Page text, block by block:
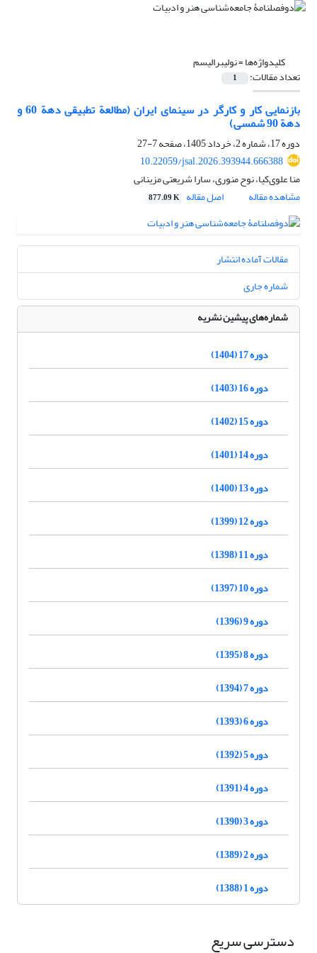
کلیدواژه‌ها =نولیبرالیسم
تعداد مقالات: 1
بازنمایی کار و کارگر در سینمای ایران (مطالعة تطبیقی دهة 60 و
دهة 90 شمسی)
دوره 17، شماره 2، خرداد 1405، صفحه
7-27
10.22059/jsal.2026.393944.666388
منا علوی‌کیا، نوح منوری، سارا شریعتی مزینانی
مشاهده مقاله
اصل مقاله 877.09 K
مقالات آماده انتشار
شماره جاری
شماره‌های پیشین نشریه
دوره 17 (1404)
دوره 16 (1403)
دوره 15 (1402)
دوره 14 (1401)
دوره 13 (1400)
دوره 12 (1399)
دوره 11 (1398)
دوره 10 (1397)
دوره 9 (1396)
دوره 8 (1395)
دوره 7 (1394)
دوره 6 (1393)
دوره 5 (1392)
دوره 4 (1391)
دوره 3 (1390)
دوره 2 (1389)
دوره 1 (1388)
دسترسی سریع